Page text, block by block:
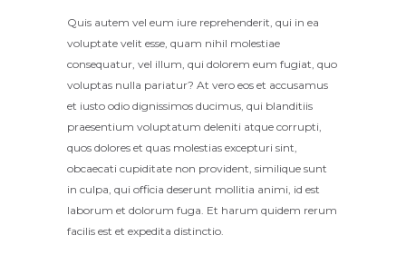
Quis autem vel eum iure reprehenderit, qui in ea
voluptate velit esse, quam nihil molestiae
consequatur, vel illum, qui dolorem eum fugiat, quo
voluptas nulla pariatur? At vero eos et accusamus
et iusto odio dignissimos ducimus, qui blanditiis
praesentium voluptatum deleniti atque corrupti,
quos dolores et quas molestias excepturi sint,
obcaecati cupiditate non provident, similique sunt
in culpa, qui officia deserunt mollitia animi, id est
laborum et dolorum fuga. Et harum quidem rerum
facilis est et expedita distinctio.